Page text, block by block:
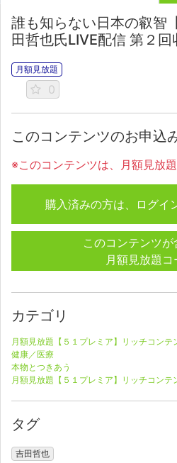
誰も知らない日本の叡智
田哲也氏LIVE配信 第２回
月額見放題
0
このコンテンツのお申込
※このコンテンツは、月額見放
購入済みの方は、ログイ
このコンテンツが
月額見放題コ
カテゴリ
月額見放題【５１プレミア】リッチコンテ
健康／医療
本物とつきあう
月額見放題【５１プレミア】リッチコンテ
タグ
吉田哲也